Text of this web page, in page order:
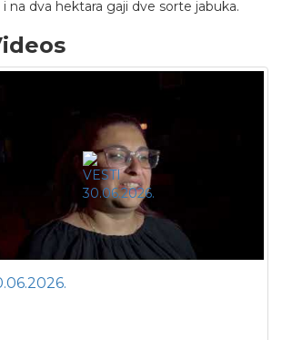
na dva hektara gaji dve sorte jabuka.